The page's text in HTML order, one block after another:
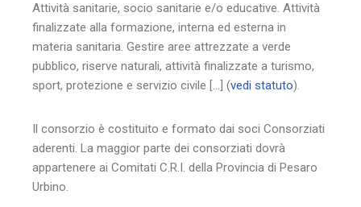
Attività sanitarie, socio sanitarie e/o educative. Attività
finalizzate alla formazione, interna ed esterna in
materia sanitaria. Gestire aree attrezzate a verde
pubblico, riserve naturali, attività finalizzate a turismo,
sport, protezione e servizio civile […] (vedi statuto).
Il consorzio è costituito e formato dai soci Consorziati
aderenti. La maggior parte dei consorziati dovrà
appartenere ai Comitati C.R.I. della Provincia di Pesaro
Urbino.